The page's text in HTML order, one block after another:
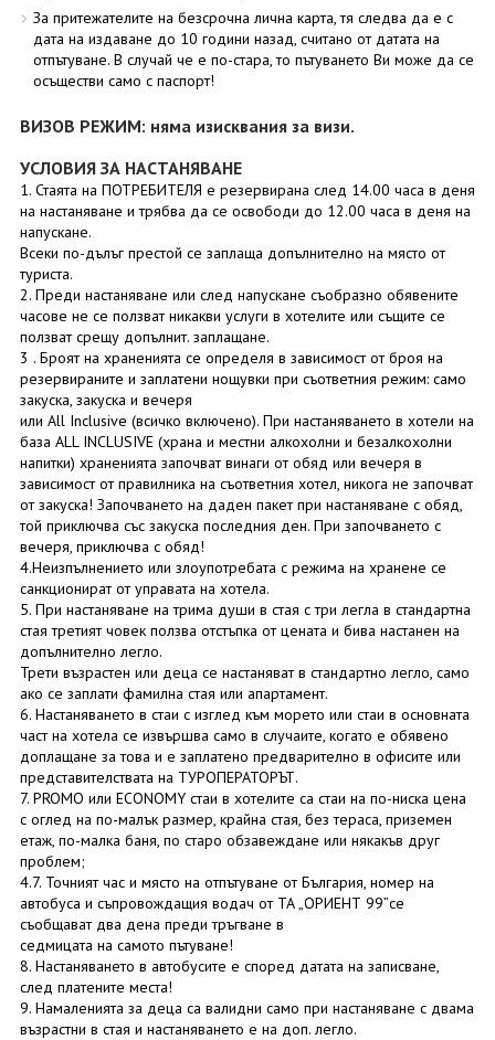
За притежателите на безсрочна лична карта, тя следва да е с
дата на издаване до 10 години назад, считано от датата на
отпътуване. В случай че е по-стара, то пътуването Ви може да се
осъществи само с паспорт!
ВИЗОВ РЕЖИМ: няма изисквания за визи.
УСЛОВИЯ ЗА НАСТАНЯВАНЕ
1. Стаята на ПОТРЕБИТЕЛЯ е резервирана след 14.00 часа в деня
на настаняване и трябва да се освободи до 12.00 часа в деня на
напускане.
Всеки по-дълъг престой се заплаща допълнително на място от
туриста.
2. Преди настаняване или след напускане съобразно обявените
часове не се ползват никакви услуги в хотелите или същите се
ползват срещу допълнит. заплащане.
3 . Броят на храненията се определя в зависимост от броя на
резервираните и заплатени нощувки при съответния режим: само
закуска, закуска и вечеря
или All Inclusive (всичко включено). При настаняването в хотели на
база ALL INCLUSIVE (храна и местни алкохолни и безалкохолни
напитки) храненията започват винаги от обяд или вечеря в
зависимост от правилника на съответния хотел, никога не започват
от закуска! Започването на даден пакет при настаняване с обяд,
той приключва със закуска последния ден. При започването с
вечеря, приключва с обяд!
4.Неизпълнението или злоупотребата с режима на хранене се
санкционират от управата на хотела.
5. При настаняване на трима души в стая с три легла в стандартна
стая третият човек ползва отстъпка от цената и бива настанен на
допълнително легло.
Трети възрастен или деца се настаняват в стандартно легло, само
ако се заплати фамилна стая или апартамент.
6. Настаняването в стаи с изглед към морето или стаи в основната
част на хотела се извършва само в случаите, когато е обявено
доплащане за това и е заплатено предварително в офисите или
представителствата на ТУРОПЕРАТОРЪТ.
7. PROMO или ECONOMY стаи в хотелите са стаи на по-ниска цена
с оглед на по-малък размер, крайна стая, без тераса, приземен
етаж, по-малка баня, по старо обзавеждане или някакъв друг
проблем;
4.7. Точният час и място на отпътуване от България, номер на
автобуса и съпровождащия водач от ТА „ОРИЕНТ 99”се
съобщават два дена преди тръгване в
седмицата на самото пътуване!
8. Настаняването в автобусите е според датата на записване,
след платените места!
9. Намаленията за деца са валидни само при настаняване с двама
възрастни в стая и настаняването е на доп. легло.